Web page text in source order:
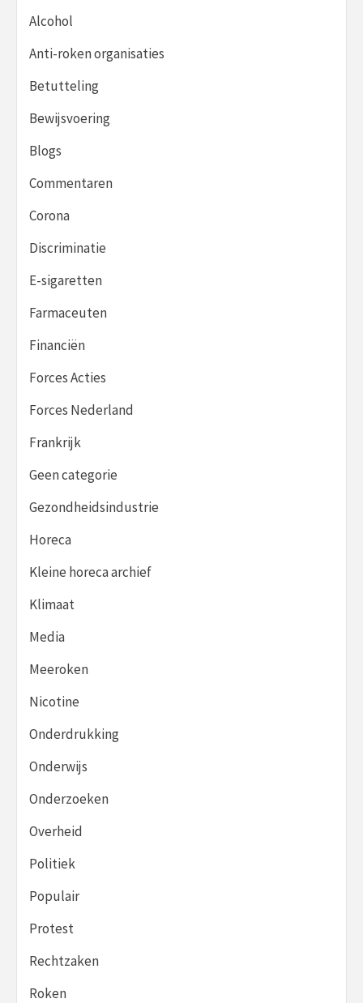
Alcohol
Anti-roken organisaties
Betutteling
Bewijsvoering
Blogs
Commentaren
Corona
Discriminatie
E-sigaretten
Farmaceuten
Financiën
Forces Acties
Forces Nederland
Frankrijk
Geen categorie
Gezondheidsindustrie
Horeca
Kleine horeca archief
Klimaat
Media
Meeroken
Nicotine
Onderdrukking
Onderwijs
Onderzoeken
Overheid
Politiek
Populair
Protest
Rechtzaken
Roken